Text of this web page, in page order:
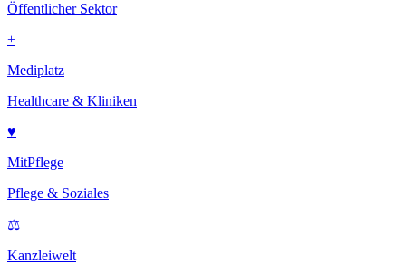
Öffentlicher Sektor
+
Mediplatz
Healthcare & Kliniken
♥
MitPflege
Pflege & Soziales
⚖
Kanzleiwelt